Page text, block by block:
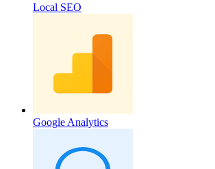
Local SEO
Google Analytics